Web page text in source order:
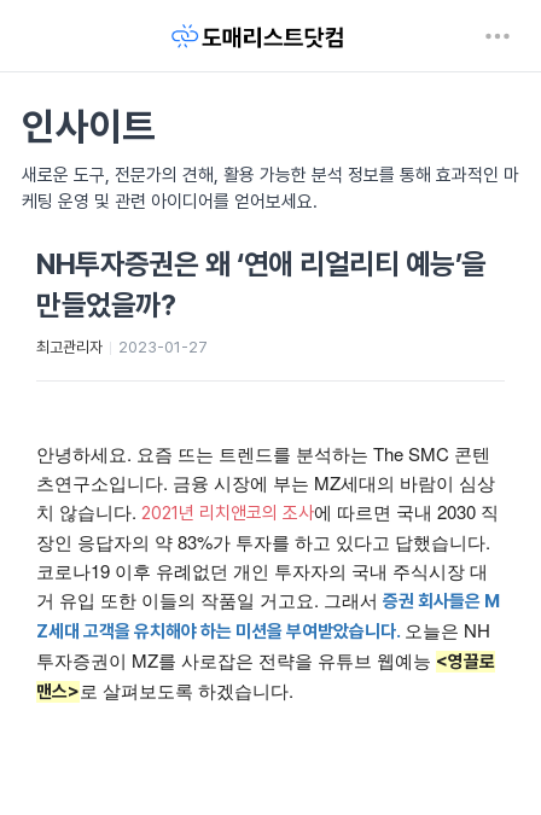
인사이트
새로운 도구, 전문가의 견해, 활용 가능한 분석 정보를 통해 효과적인 마
케팅 운영 및 관련 아이디어를 얻어보세요.
NH투자증권은 왜 ‘연애 리얼리티 예능’을
만들었을까?
최고관리자 2023-01-27
안녕하세요. 요즘 뜨는 트렌드를 분석하는 The SMC 콘텐
츠연구소입니다. 금융 시장에 부는 MZ세대의 바람이 심상
치 않습니다. 2021년 리치앤코의 조사에 따르면 국내 2030 직
장인 응답자의 약 83%가 투자를 하고 있다고 답했습니다.
코로나19 이후 유례없던 개인 투자자의 국내 주식시장 대
거 유입 또한 이들의 작품일 거고요. 그래서 증권 회사들은 M
Z세대 고객을 유치해야 하는 미션을 부여받았습니다. 오늘은 NH
투자증권이 MZ를 사로잡은 전략을 유튜브 웹예능 <영끌로
맨스>로 살펴보도록 하겠습니다.